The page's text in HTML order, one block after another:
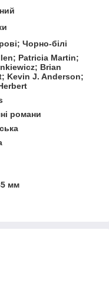
Чорно-білі
Patricia Martin;
Brian
Kevin J. Anderson;
романи
мм